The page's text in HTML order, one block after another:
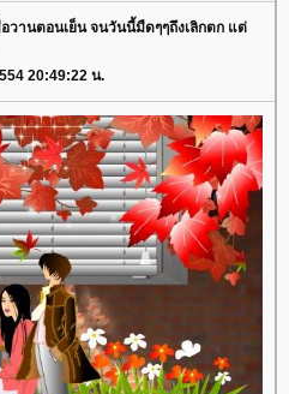
วานตอนเย็น จนวันนี้มืดๆๆถึงเลิกตก แต่
20:49:22 น.